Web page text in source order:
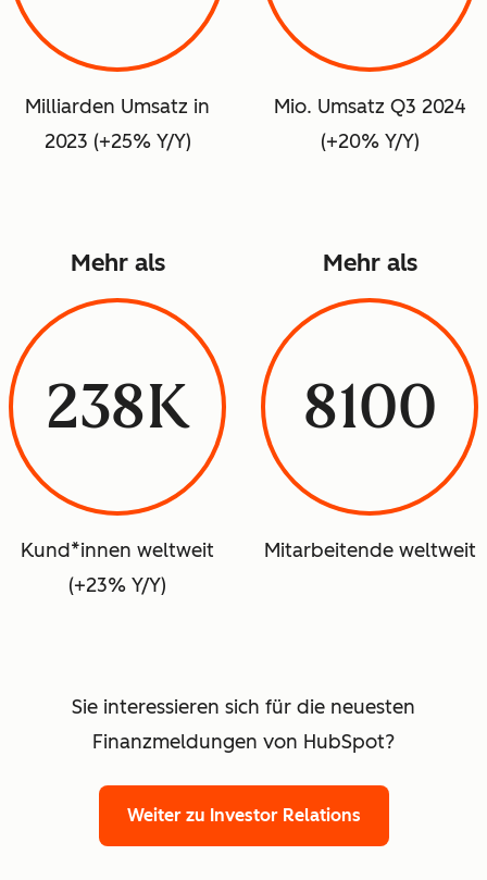
Milliarden Umsatz in
2023 (+25% Y/Y)
Mio. Umsatz Q3 2024
(+20% Y/Y)
Mehr als
238K
Kund*innen weltweit
(+23% Y/Y)
Mehr als
8100
Mitarbeitende weltweit
Sie interessieren sich für die neuesten
Finanzmeldungen von HubSpot?
Weiter zu Investor Relations